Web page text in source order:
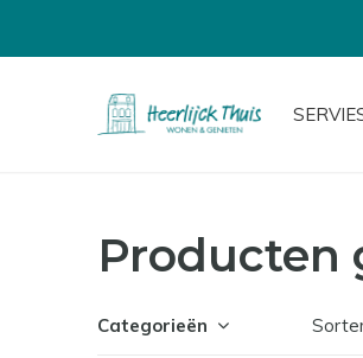
Producten
Categorieën